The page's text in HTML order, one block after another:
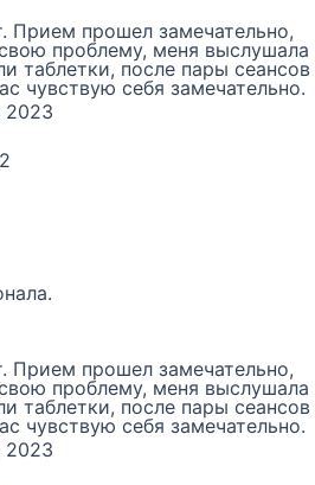
Прием прошел замечательно,
проблему, меня выслушала
таблетки, после пары сеансов
чувствую себя замечательно.
2023
Прием прошел замечательно,
проблему, меня выслушала
таблетки, после пары сеансов
чувствую себя замечательно.
2023